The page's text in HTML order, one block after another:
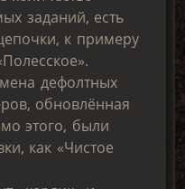
заданий, есть
к примеру
дефолтных
обновлённая
этого, были
как «Чистое